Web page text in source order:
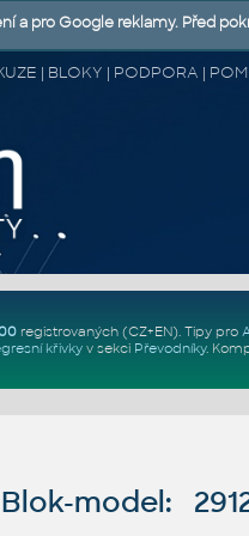
| BLOKY | PODPORA |
registrovaných (CZ+EN). Tipy pro
křivkyv sekci Převodníky.
Blok-model:
a pro Google reklamy. Před